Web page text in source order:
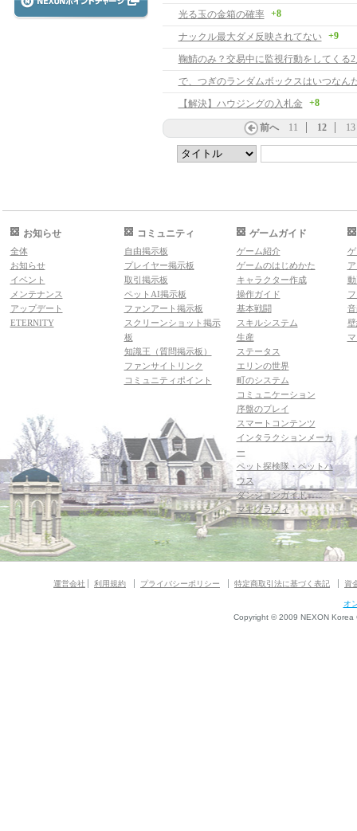
光る玉の金箱の確率 +8
ナックル最大ダメ反映されてない +9
鞠鯖のみ？交易中に監視行動をしてくる
【解決】ハウジングの入札金 +8
前へ 11 12 13
お知らせ
全体
お知らせ
イベント
メンテナンス
アップデート
ETERNITY
コミュニティ
自由掲示板
プレイヤー掲示板
取引掲示板
ペットAI掲示板
ファンアート掲示板
スクリーンショット掲示
板
知識王（質問掲示板）
ファンサイトリンク
コミュニティポイント
ゲームガイド
ゲーム紹介
ゲームのはじめかた
キャラクター作成
操作ガイド
基本戦闘
スキルシステム
生産
ステータス
エリンの世界
町のシステム
コミュニケーション
序盤のプレイ
スマートコンテンツ
インタラクションメーカ
ー
ペット探検隊・ペットハ
ウス
ダンジョンガイド
マギグラフィ
運営会社 利用規約 プライバシーポリシー 特定商取引法に基づく表記 資
オ
Copyright © 2009 NEXON Korea